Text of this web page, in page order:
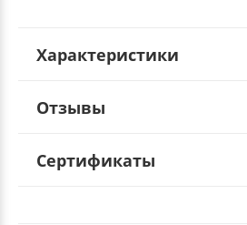
Характеристики
Отзывы
Сертификаты